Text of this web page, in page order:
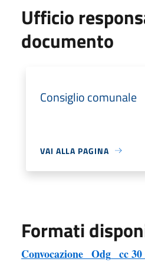
Ufficio
documento
Consiglio comunale
VAI ALLA PAGINA
Formati
Convocazione _Odg_ cc